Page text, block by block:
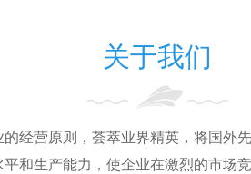
关于我们
经营原则，荟萃业界精英，将国外
和生产能力，使企业在激烈的市